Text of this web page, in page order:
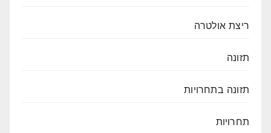
ריצת אולטרה
תזונה
תזונה בתחרויות
תחרויות